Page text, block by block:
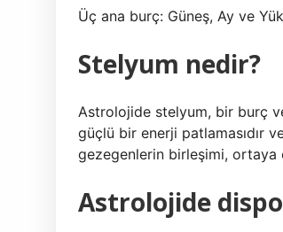
Üç ana burç: Güneş, Ay ve
Stelyum nedir?
Astrolojide stelyum, bir burç
güçlü bir enerji patlamasıdır
gezegenlerin birleşimi, ortaya
Astrolojide